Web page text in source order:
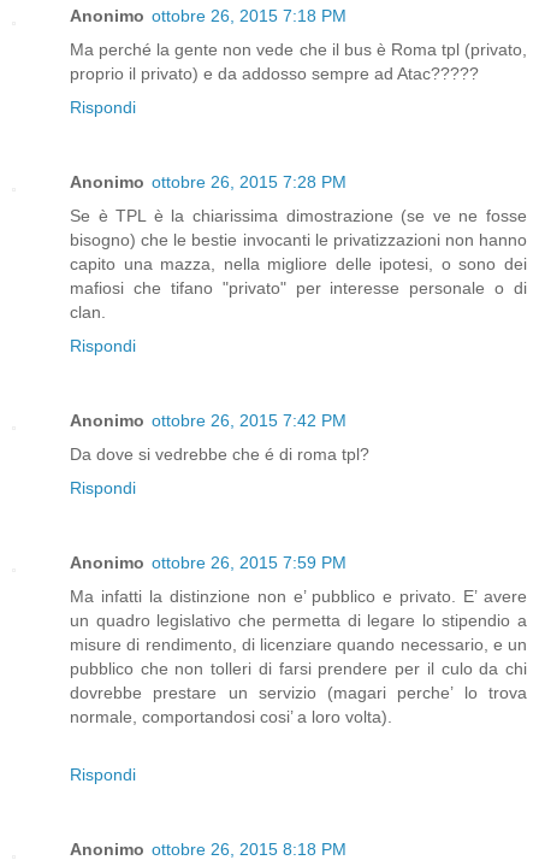
Anonimo ottobre 26, 2015 7:18 PM
Ma perché la gente non vede che il bus è Roma tpl (privato,
proprio il privato) e da addosso sempre ad Atac?????
Rispondi
Anonimo ottobre 26, 2015 7:28 PM
Se è TPL è la chiarissima dimostrazione (se ve ne fosse
bisogno) che le bestie invocanti le privatizzazioni non hanno
capito una mazza, nella migliore delle ipotesi, o sono dei
mafiosi che tifano "privato" per interesse personale o di
clan.
Rispondi
Anonimo ottobre 26, 2015 7:42 PM
Da dove si vedrebbe che é di roma tpl?
Rispondi
Anonimo ottobre 26, 2015 7:59 PM
Ma infatti la distinzione non e’ pubblico e privato. E’ avere
un quadro legislativo che permetta di legare lo stipendio a
misure di rendimento, di licenziare quando necessario, e un
pubblico che non tolleri di farsi prendere per il culo da chi
dovrebbe prestare un servizio (magari perche’ lo trova
normale, comportandosi cosi’ a loro volta).
Rispondi
Anonimo ottobre 26, 2015 8:18 PM